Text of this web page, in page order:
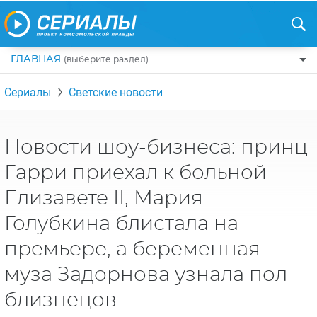
ГЛАВНАЯ (выберите раздел)
ПО ЖАНРАМ
КОМЕДИИ
ДРАМЫ
УЖАСЫ
БОЕВИКИ
ТРИЛЛЕРЫ
ДЕТЕКТИВЫ
КРИМИНАЛ
США
РОССИЯ
АНГЛИЯ
ИТАЛИЯ
КАНАДА
РЕЦЕНЗИИ
НА ВЫХОДНЫЕ
НОВОСТИ
ИНТЕРЕСНО
НОВОСТИ ТУРЕЦКИХ СЕРИАЛОВ
АЗИАТСКИЕ СЕРИАЛЫ
ИНТЕРВЬЮ
Сериалы Светские новости
Новости шоу-бизнеса: принц
Гарри приехал к больной
Елизавете II, Мария
Голубкина блистала на
премьере, а беременная
муза Задорнова узнала пол
близнецов